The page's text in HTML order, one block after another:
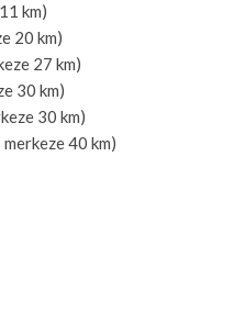
km)
20 km)
27 km)
30 km)
30 km)
merkeze 40 km)